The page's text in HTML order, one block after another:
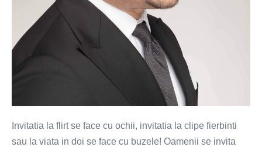
Invitatia la flirt se face cu ochii, invitatia la clipe fierbinti
sau la viata in doi se face cu buzele! Oamenii se invita